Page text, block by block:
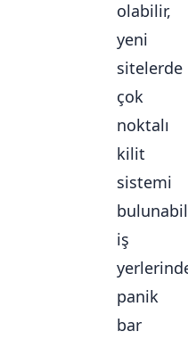
olabilir,
yeni
sitelerde
çok
noktalı
kilit
sistemi
iş
panik
bar